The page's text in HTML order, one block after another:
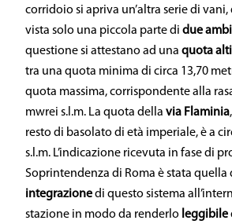
corridoio si apriva un’altra serie di vani,
vista solo una piccola parte di due
questione si attestano ad una quota
tra una quota minima di circa 13,70
quota massima, corrispondente alla
mwrei s.l.m. La quota della via Flaminia
resto di basolato di età imperiale, è a
s.l.m. L’indicazione ricevuta in fase di
Soprintendenza di Roma è stata quella
integrazionedi questo sistema
stazione in modo da renderlo leggibile